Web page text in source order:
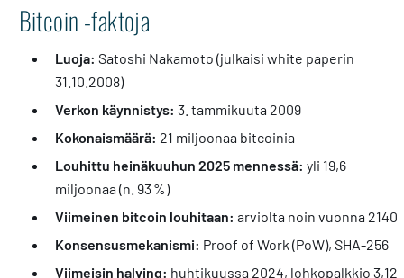
Bitcoin -faktoja
Luoja: Satoshi Nakamoto (julkaisi white paperin
31.10.2008)
Verkon käynnistys: 3. tammikuuta 2009
Kokonaismäärä: 21 miljoonaa bitcoinia
Louhittu heinäkuuhun 2025 mennessä: yli 19,6
miljoonaa (n. 93 %)
Viimeinen bitcoin louhitaan: arviolta noin vuonna 2140
Konsensusmekanismi: Proof of Work (PoW), SHA-256
Viimeisin halving: huhtikuussa 2024, lohkopalkkio 3,125